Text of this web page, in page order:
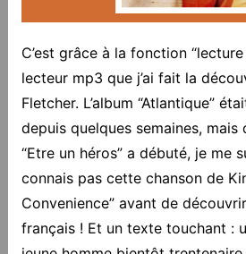
C’est grâce à la fonction
lecteur mp3 que j’ai fait la
Fletcher. L’album “Atlantique”
depuis quelques semaines, mais
“Etre un héros” a débuté, je me
connais pas cette chanson de
Convenience” avant de
français ! Et un texte touchant :